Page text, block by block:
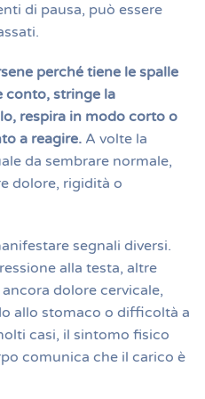
di pausa, può essere
perché tiene le spalle
conto, stringe la
respira in modo corto o
a reagire. A volte la
da sembrare normale,
dolore, rigidità o
segnali diversi.
alla testa, altre
dolore cervicale,
allo stomaco o difficoltà a
casi, il sintomo fisico
comunica che il carico è